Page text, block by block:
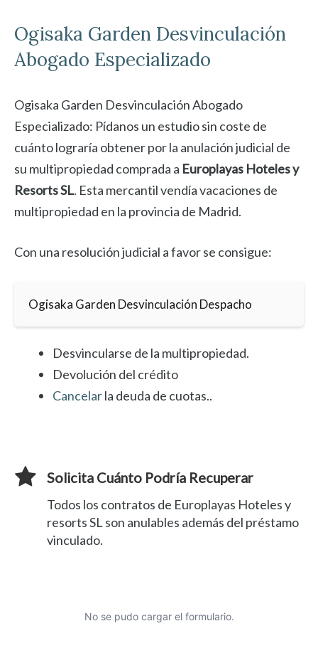
Ogisaka Garden Desvinculación
Abogado Especializado
Ogisaka Garden Desvinculación Abogado
Especializado: Pídanos un estudio sin coste de
cuánto lograría obtener por la anulación judicial de
su multipropiedad comprada a Europlayas Hoteles y
Resorts SL. Esta mercantil vendía vacaciones de
multipropiedad en la provincia de Madrid.
Con una resolución judicial a favor se consigue:
Ogisaka Garden Desvinculación Despacho
Desvincularse de la multipropiedad.
Devolución del crédito
Cancelarla deuda de cuotas..
Solicita Cuánto Podría Recuperar
Todos los contratos de Europlayas Hoteles y
resorts SL son anulables además del préstamo
vinculado.
No se pudo cargar el formulario.